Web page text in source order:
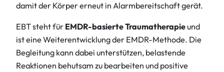
damit der Körper erneut in Alarmbereitschaft gerät.
EBT steht für EMDR-basierte Traumatherapieund
ist eine Weiterentwicklung der EMDR-Methode. Die
Begleitung kann dabei unterstützen, belastende
Reaktionen behutsam zu bearbeiten und positive